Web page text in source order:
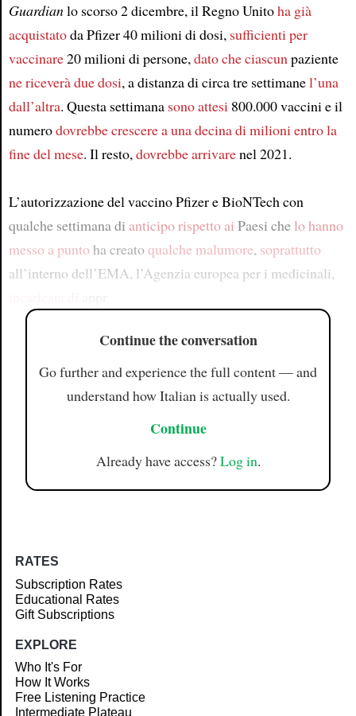
Guardianlo scorso 2 dicembre, il Regno Unitoha già
acquistatoda Pfizer 40 milioni di dosi, sufficienti per
vaccinare20 milioni di persone,dato checiascunpaziente
ne riceverà due dosi, a distanza di circa tre settimanel’una
dall’altra. Questa settimana sono attesi800.000 vaccini e il
numerodovrebbe crescere auna decina di milionientro la
fine del mese. Il resto,dovrebbe arrivarenel 2021.
L’autorizzazione del vaccino Pfizer e BioNTech con
qualche settimana di anticiporispetto ai Paesi che lo hanno
messo a punto ha creatoqualche malumore, soprattutto
all’interno dell’EMA, l’Agenzia europea per i medicinali,
Continue the conversation
Go further and experience the full content — and
understand how Italian is actually used.
Continue
Already have access?Log in.
RATES
Subscription Rates
Educational Rates
Gift Subscriptions
EXPLORE
Who It's For
How It Works
Free Listening Practice
Intermediate Plateau